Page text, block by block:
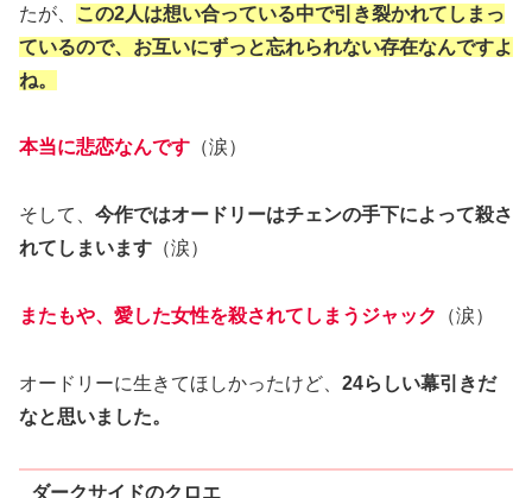
たが、
この2人は想い合っている中で引き裂かれてしまっ
ているので、お互いにずっと忘れられない存在なんですよ
ね。
本当に悲恋なんです （涙）
そして、 今作ではオードリーはチェンの手下によって殺さ
れてしまいます （涙）
またもや、愛した女性を殺されてしまうジャック （涙）
オードリーに生きてほしかったけど、 24らしい幕引きだ
なと思いました。
ダークサイドのクロエ